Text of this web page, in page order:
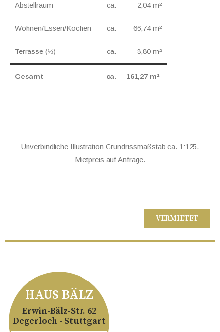
Abstellraum ca. 2,04 m²
Wohnen/Essen/Kochen ca. 66,74 m²
Terrasse (⅓) ca. 8,80 m²
Gesamt ca. 161,27 m²
Unverbindliche Illustration Grundrissmaßstab ca. 1:125.
Mietpreis auf Anfrage.
VERMIETET
HAUS BÄLZ
Erwin-Bälz-Str. 62
Degerloch - Stuttgart